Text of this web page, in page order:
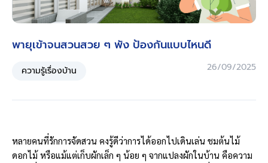
พายุเข้าจนสวนสวย ๆ พัง ป้องกันแบบไหนดี
ความรู้เรื่องบ้าน 26/09/2025
หลายคนที่รักการจัดสวน คงรู้ดีว่าการได้ออกไปเดินเล่น ชมต้นไม้
ดอกไม้ หรือแม้แต่เก็บผักเล็ก ๆ น้อย ๆ จากแปลงผักในบ้าน คือความ